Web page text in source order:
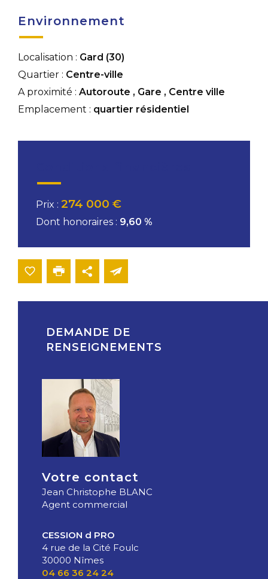
Environnement
Localisation : Gard (30)
Quartier : Centre-ville
A proximité : Autoroute , Gare , Centre ville
Emplacement : quartier résidentiel
Prix : 274 000 €
Dont honoraires : 9,60 %
DEMANDE DE
RENSEIGNEMENTS
Votre contact
Jean Christophe BLANC
Agent commercial
CESSION d PRO
4 rue de la Cité Foulc
30000 Nîmes
04 66 36 24 24